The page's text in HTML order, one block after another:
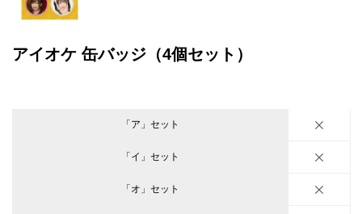
アイオケ 缶バッジ（4個セット）
「ア」セット
「イ」セット
「オ」セット